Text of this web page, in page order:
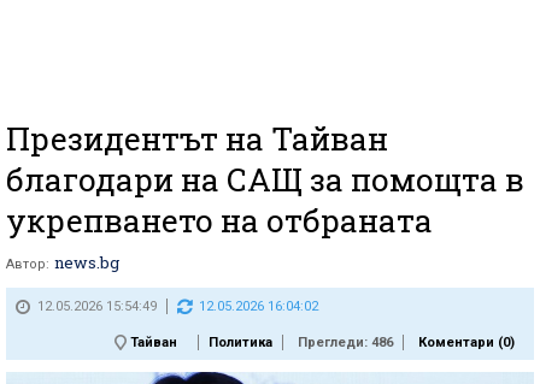
Президентът на Тайван
благодари на САЩ за помощта в
укрепването на отбраната
Автор: news.bg
12.05.2026 15:54:49 12.05.2026 16:04:02
Тайван Политика Прегледи: 486 Коментари (0)